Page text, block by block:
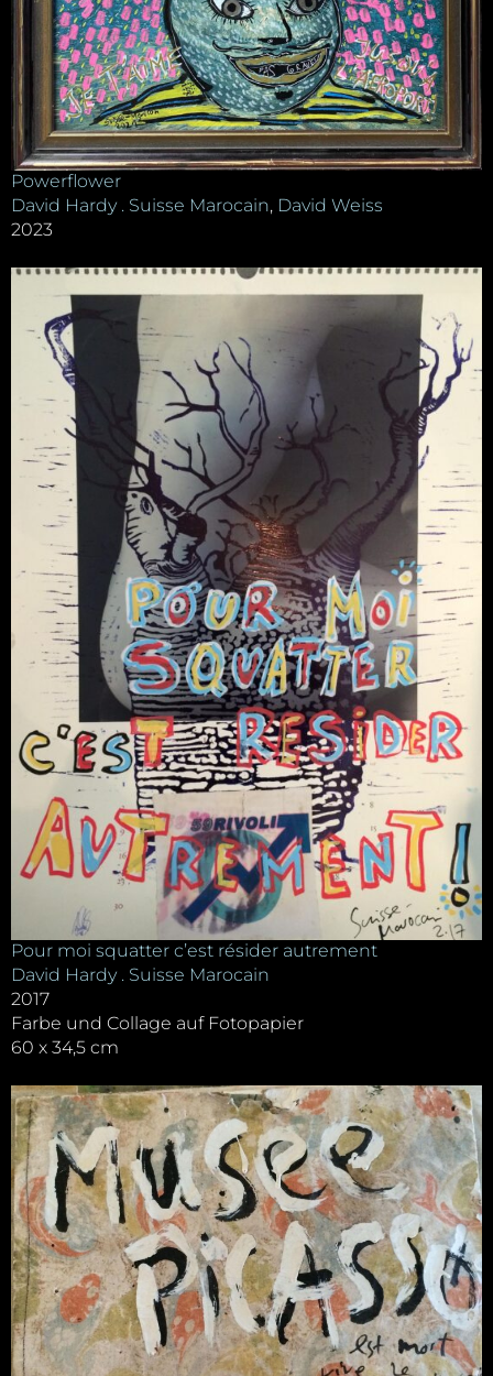
Powerflower
David Hardy . Suisse Marocain, David Weiss
2023
Pour moi squatter c’est résider autrement
David Hardy . Suisse Marocain
2017
Farbe und Collage auf Fotopapier
60 x 34,5 cm